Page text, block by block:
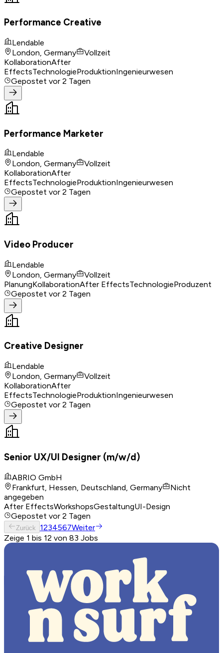
Performance Creative
Lendable
London, Germany
Vollzeit
KollaborationAfter
EffectsTechnologieProduktionIngenieurwesen
Gepostet vor 2 Tagen
Performance Marketer
Lendable
London, Germany
Vollzeit
KollaborationAfter
EffectsTechnologieProduktionIngenieurwesen
Gepostet vor 2 Tagen
Video Producer
Lendable
London, Germany
Vollzeit
PlanungKollaborationAfter EffectsTechnologieProduzent
Gepostet vor 2 Tagen
Creative Designer
Lendable
London, Germany
Vollzeit
KollaborationAfter
EffectsTechnologieProduktionIngenieurwesen
Gepostet vor 2 Tagen
Senior UX/UI Designer (m/w/d)
ABRIO GmbH
Frankfurt, Hessen, Deutschland, Germany
Nicht
angegeben
After EffectsWorkshopsGestaltungUI-Design
Gepostet vor 2 Tagen
Zurück 1234567Weiter
Zeige 1 bis 12 von 83 Jobs